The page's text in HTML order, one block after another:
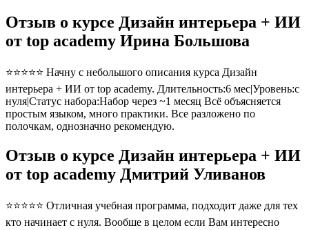
Отзыв о курсе Дизайн интерьера + ИИ
от top academy Ирина Большова
⭐⭐⭐⭐⭐ Начну с небольшого описания курса Дизайн
интерьера + ИИ от top academy. Длительность:6 мес|Уровень:с
нуля|Статус набора:Набор через ~1 месяц Всё объясняется
простым языком, много практики. Все разложено по
полочкам, однозначно рекомендую.
Отзыв о курсе Дизайн интерьера + ИИ
от top academy Дмитрий Уливанов
⭐⭐⭐⭐⭐ Отличная учебная программа, подходит даже для тех
кто начинает с нуля. Вообше в целом если Вам интересно